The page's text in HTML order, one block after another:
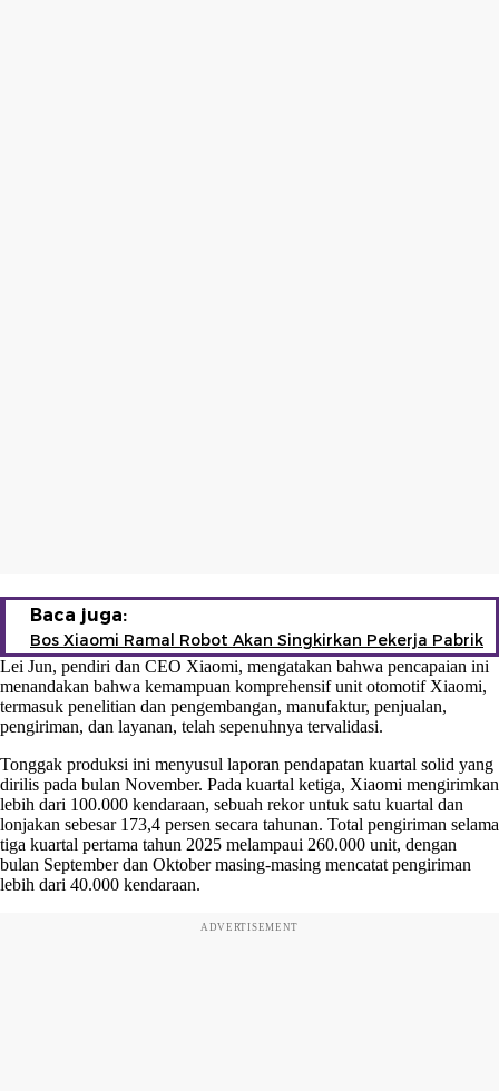
Baca juga:
Bos Xiaomi Ramal Robot Akan Singkirkan Pekerja Pabrik
Lei Jun, pendiri dan CEO Xiaomi, mengatakan bahwa pencapaian ini
menandakan bahwa kemampuan komprehensif unit otomotif Xiaomi,
termasuk penelitian dan pengembangan, manufaktur, penjualan,
pengiriman, dan layanan, telah sepenuhnya tervalidasi.
Tonggak produksi ini menyusul laporan pendapatan kuartal solid yang
dirilis pada bulan November. Pada kuartal ketiga, Xiaomi mengirimkan
lebih dari 100.000 kendaraan, sebuah rekor untuk satu kuartal dan
lonjakan sebesar 173,4 persen secara tahunan. Total pengiriman selama
tiga kuartal pertama tahun 2025 melampaui 260.000 unit, dengan
bulan September dan Oktober masing-masing mencatat pengiriman
lebih dari 40.000 kendaraan.
ADVERTISEMENT